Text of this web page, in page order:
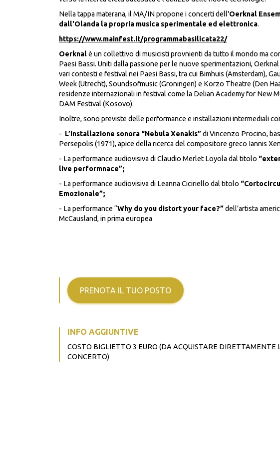
Nella tappa materana, il MA/IN propone i concerti dell'Oerknal
dall'Olanda la propria musica sperimentale ed elettronica.
https://www.mainfest.it/programmabasilicata22/
Oerknalè un collettivo di musicisti provnienti da tutto il mondo ma
Paesi Bassi. Uniti dalla passione per le nuove sperimentazioni,
vari contesti e festival nei Paesi Bassi, tra cui Bimhuis (Amsterdam),
Week (Utrecht), Soundsofmusic (Groningen) e Korzo Theatre (Den
residenze internazionali in festival come la Delian Academy for New
DAM Festival (Kosovo).
Inoltre, sono previste delle performance e installazioni intermediali
- L’installazione sonora “Nebula Xenakis”di Vincenzo Procino,
Persepolis (1971), apice della ricerca del compositore greco Iannis
- La performance audiovisiva di Claudio Merlet Loyola dal titolo
live performnace”;
- La performance audiovisiva di Leanna Ciciriello dal titolo
Emozionale”;
- La performance “Why do you distort your face?”dell’artista
McCausland, in prima europea
PRENOTA IL TUO POSTO
INFO AGGIUNTIVE
COSTO BIGLIETTO 3 EURO (DA ACQUISTARE DIRETTAMENTE
CONCERTO)